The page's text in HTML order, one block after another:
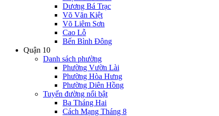
Dương Bá Trạc
Võ Văn Kiệt
Võ Liêm Sơn
Cao Lỗ
Bến Bình Đông
Quận 10
Danh sách phường
Phường Vườn Lài
Phường Hòa Hưng
Phường Diên Hồng
Tuyến đường nổi bật
Ba Tháng Hai
Cách Mạng Tháng 8